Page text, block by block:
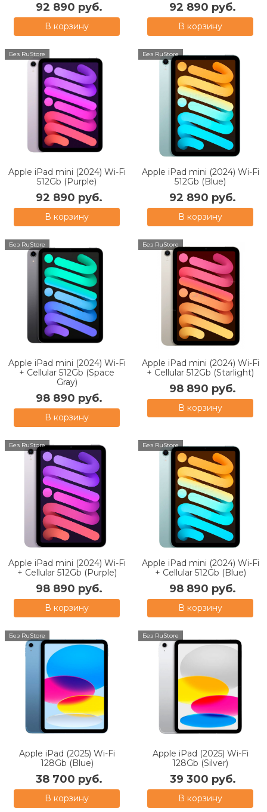
92 890 руб.
В корзину
92 890 руб.
В корзину
Без RuStore
Apple iPad mini (2024) Wi-Fi
512Gb (Purple)
92 890 руб.
В корзину
Без RuStore
Apple iPad mini (2024) Wi-Fi
512Gb (Blue)
92 890 руб.
В корзину
Без RuStore
Apple iPad mini (2024) Wi-Fi
+ Cellular 512Gb (Space
Gray)
98 890 руб.
В корзину
Без RuStore
Apple iPad mini (2024) Wi-Fi
+ Cellular 512Gb (Starlight)
98 890 руб.
В корзину
Без RuStore
Apple iPad mini (2024) Wi-Fi
+ Cellular 512Gb (Purple)
98 890 руб.
В корзину
Без RuStore
Apple iPad mini (2024) Wi-Fi
+ Cellular 512Gb (Blue)
98 890 руб.
В корзину
Без RuStore
Apple iPad (2025) Wi-Fi
128Gb (Blue)
38 700 руб.
В корзину
Без RuStore
Apple iPad (2025) Wi-Fi
128Gb (Silver)
39 300 руб.
В корзину